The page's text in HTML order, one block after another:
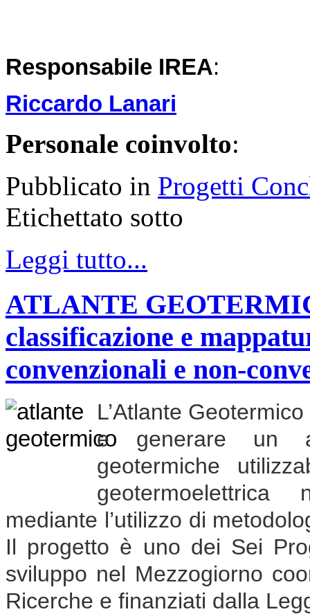
Responsabile IREA:
Riccardo Lanari
Personale coinvolto:
Pubblicato in Progetti
Etichettato sotto
Leggi tutto...
ATLANTE
classificazione e
convenzionali e non-
L’Atlante
e generare un
geotermiche
mediante l’utilizzo di
Il progetto è uno dei Sei
sviluppo nel Mezzogiorno
Ricerche e finanziati dalla